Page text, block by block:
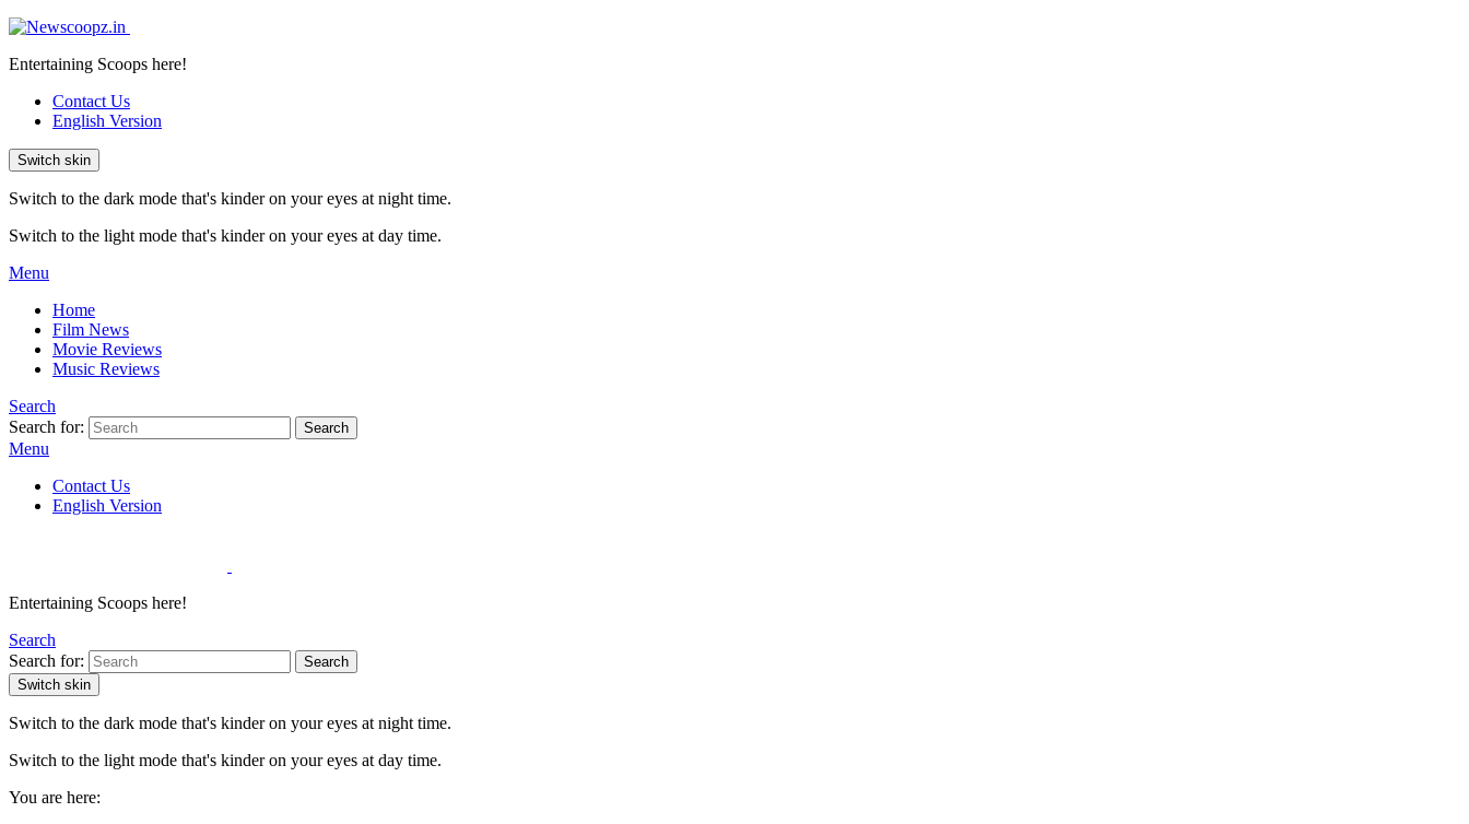
Entertaining Scoops here!
Contact Us
English Version
Switch skin
Switch to the dark mode that's kinder on your eyes at night time.
Switch to the light mode that's kinder on your eyes at day time.
Menu
Home
Film News
Movie Reviews
Music Reviews
Search
Search for:
Search
Menu
Contact Us
English Version
Entertaining Scoops here!
Search
Search for:
Search
Switch skin
Switch to the dark mode that's kinder on your eyes at night time.
Switch to the light mode that's kinder on your eyes at day time.
You are here: